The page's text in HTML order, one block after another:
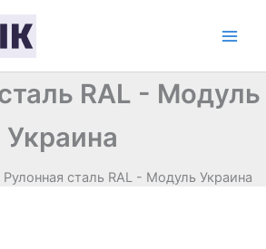
RAL - Модуль
Украина
Рулонная сталь RAL - Модуль Украина